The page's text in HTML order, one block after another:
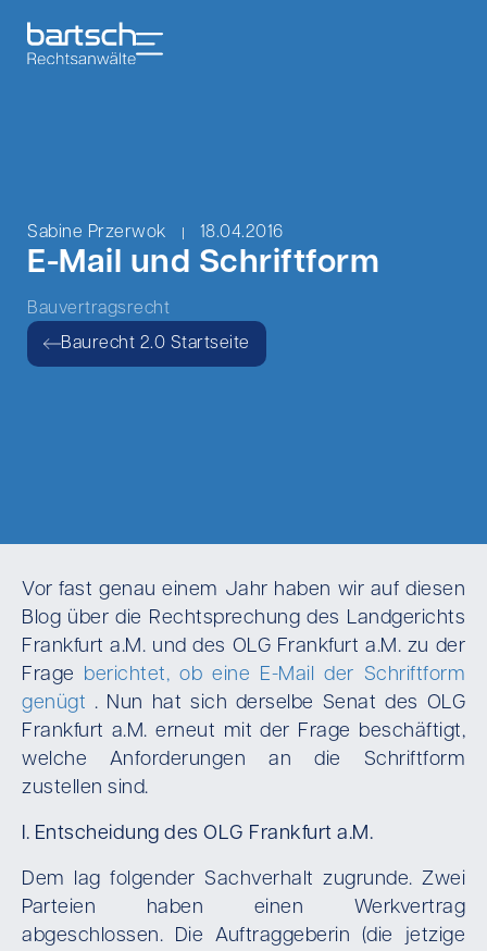
Sabine Przerwok 18.04.2016
E-Mail und Schriftform
Bauvertragsrecht
Baurecht 2.0 Startseite
Vor fast genau einem Jahr haben wir auf diesen
Blog über die Rechtsprechung des Landgerichts
Frankfurt a.M. und des OLG Frankfurt a.M. zu der
Frage berichtet, ob eine E-Mail der Schriftform
genügt . Nun hat sich derselbe Senat des OLG
Frankfurt a.M. erneut mit der Frage beschäftigt,
welche Anforderungen an die Schriftform
zustellen sind.
I. Entscheidung des OLG Frankfurt a.M.
Dem lag folgender Sachverhalt zugrunde. Zwei
Parteien haben einen Werkvertrag
abgeschlossen. Die Auftraggeberin (die jetzige